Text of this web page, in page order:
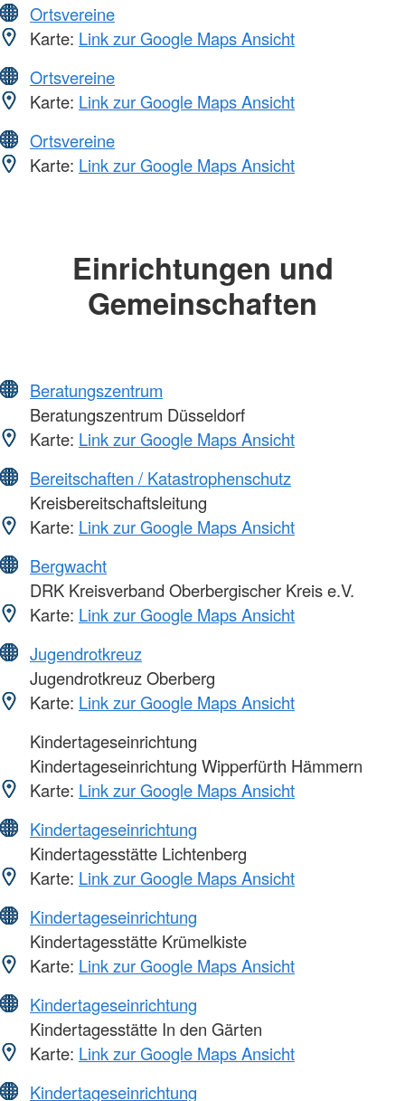
Ortsvereine
Karte: Link zur Google Maps Ansicht
Ortsvereine
Karte: Link zur Google Maps Ansicht
Ortsvereine
Karte: Link zur Google Maps Ansicht
Einrichtungen und
Gemeinschaften
Beratungszentrum
Beratungszentrum Düsseldorf
Karte: Link zur Google Maps Ansicht
Bereitschaften / Katastrophenschutz
Kreisbereitschaftsleitung
Karte: Link zur Google Maps Ansicht
Bergwacht
DRK Kreisverband Oberbergischer Kreis e.V.
Karte: Link zur Google Maps Ansicht
Jugendrotkreuz
Jugendrotkreuz Oberberg
Karte: Link zur Google Maps Ansicht
Kindertageseinrichtung
Kindertageseinrichtung Wipperfürth Hämmern
Karte: Link zur Google Maps Ansicht
Kindertageseinrichtung
Kindertagesstätte Lichtenberg
Karte: Link zur Google Maps Ansicht
Kindertageseinrichtung
Kindertagesstätte Krümelkiste
Karte: Link zur Google Maps Ansicht
Kindertageseinrichtung
Kindertagesstätte In den Gärten
Karte: Link zur Google Maps Ansicht
Kindertageseinrichtung